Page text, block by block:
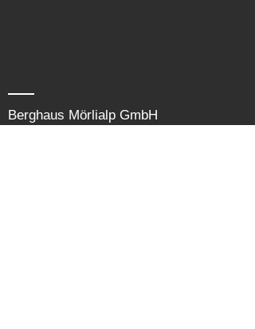
Berghaus Mörlialp GmbH